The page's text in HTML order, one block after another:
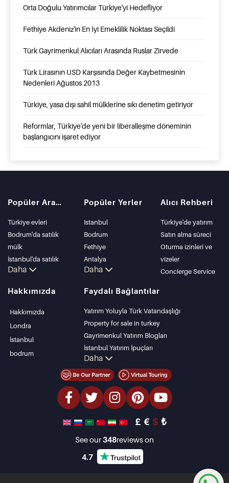
Orta Doğulu Yatırımcılar Türkiye'yi Hedefliyor
Fethiye Akdeniz'in En İyi Emeklilik Noktası Seçildi
Türk Gayrimenkul Alıcıları Arasında Ruslar Zirvede
Türk Lirasının USD Karşısında Değer Kaybetmesinin
Nedenleri Ağustos 2013
Türkiye, yasa dışı sahil mülklerine sıkı denetim getiriyor
Reformlar, Türkiye'de yeni bir liberalleşme döneminin
başlangıcını işaret ediyor
Popüler Aramalar
Türkiye evleri
Bodrum'da satılık
mülk
İstanbul'da satılık
daire
Bodrum Villası
Antalya'da satılık
Daha
Popüler Yerler
Istanbul
Bodrum
Fethiye
Antalya
Kalkan
Kas
Bursa
Gocek
Side
Kemer
Dalyan
Izmir
Belek
Daha
Alıcı Rehberi
Türkiye'de yatırım
Satın alma süreci
Oturma izinleri ve
vizeler
Concierge Service
Hakkımızda
Hakkımızda
Londra
İstanbul
bodrum
Faydalı Bağlantılar
Yatırım Yoluyla Türk Vatandaşlığı
Property for sale in turkey
Gayrimenkul Yatırım Blogları
İstanbul Yatırım İpuçları
PropertyTurkey TV
İstanbul Yatırım Gayrimenkulleri
Mülkünüzü Satmak
Uygun Fiyatlı Emlaklar
Denize Sıfır Tesisler
lüks Özellikler
Daha
£ € $ ₺
See our348reviews on
4.7